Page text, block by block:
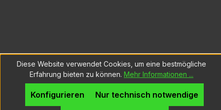
Diese Website verwendet Cookies, um eine bestmögliche
Erfahrung bieten zu können. Mehr Informationen ...
Nur technisch notwendige
Konfigurieren